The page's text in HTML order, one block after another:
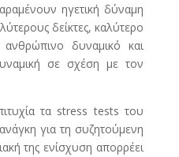
ηγετική δύναμη
δείκτες, καλύτερο
ανθρώπινο δυναμικό και
σε σχέση με τον
τα stress tests του
για τη συζητούμενη
της ενίσχυση απορρέει